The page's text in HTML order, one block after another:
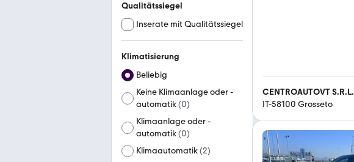
Qualitätssiegel
Inserate mit Qualitätssiegel
Klimatisierung
Beliebig
Keine Klimaanlage oder -
automatik(0)
Klimaanlage oder -
automatik(0)
Klimaautomatik(2)
CENTROAUTOVT S.R.L.
IT-58100 Grosseto